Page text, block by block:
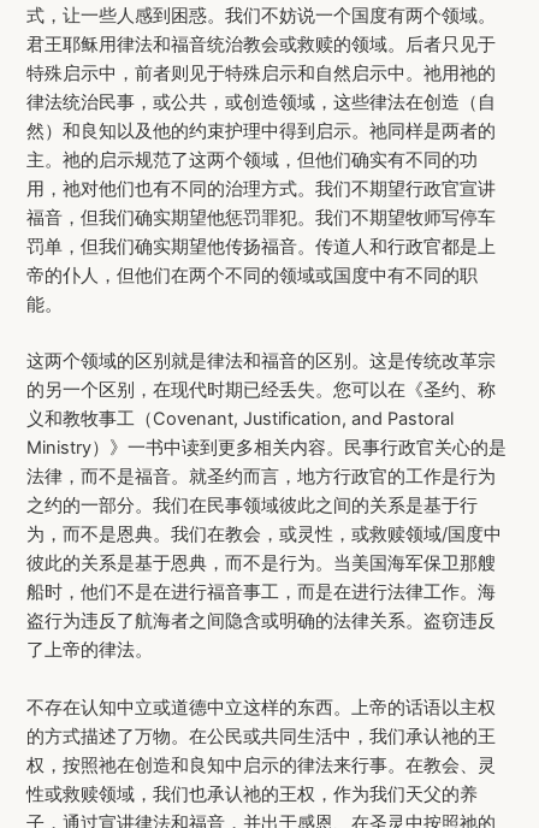
式，让一些人感到困惑。我们不妨说一个国度有两个领域。
君王耶稣用律法和福音统治教会或救赎的领域。后者只见于
特殊启示中，前者则见于特殊启示和自然启示中。祂用祂的
律法统治民事，或公共，或创造领域，这些律法在创造（自
然）和良知以及他的约束护理中得到启示。祂同样是两者的
主。祂的启示规范了这两个领域，但他们确实有不同的功
用，祂对他们也有不同的治理方式。我们不期望行政官宣讲
福音，但我们确实期望他惩罚罪犯。我们不期望牧师写停车
罚单，但我们确实期望他传扬福音。传道人和行政官都是上
帝的仆人，但他们在两个不同的领域或国度中有不同的职
能。
这两个领域的区别就是律法和福音的区别。这是传统改革宗
的另一个区别，在现代时期已经丢失。您可以在《圣约、称
义和教牧事工（Covenant, Justification, and Pastoral
Ministry）》一书中读到更多相关内容。民事行政官关心的是
法律，而不是福音。就圣约而言，地方行政官的工作是行为
之约的一部分。我们在民事领域彼此之间的关系是基于行
为，而不是恩典。我们在教会，或灵性，或救赎领域/国度中
彼此的关系是基于恩典，而不是行为。当美国海军保卫那艘
船时，他们不是在进行福音事工，而是在进行法律工作。海
盗行为违反了航海者之间隐含或明确的法律关系。盗窃违反
了上帝的律法。
不存在认知中立或道德中立这样的东西。上帝的话语以主权
的方式描述了万物。在公民或共同生活中，我们承认祂的王
权，按照祂在创造和良知中启示的律法来行事。在教会、灵
性或救赎领域，我们也承认祂的王权，作为我们天父的养
子，通过宣讲律法和福音，并出于感恩、在圣灵中按照祂的